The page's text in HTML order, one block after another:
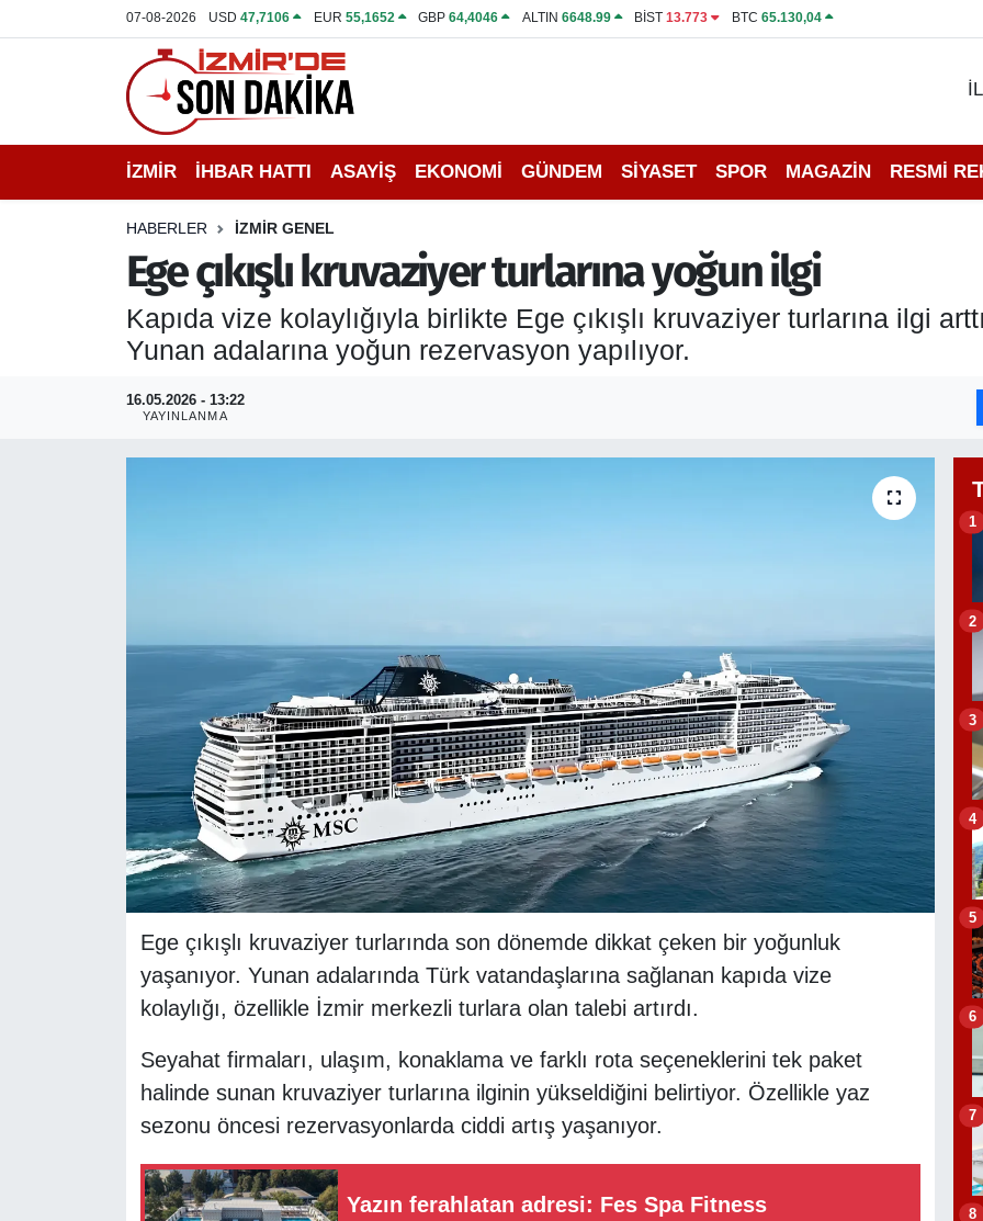
07-08-2026 USD47,7106 EUR 55,1652 GBP64,4046 ALTIN 6648.99 BİST13.773 BTC 65.130,04
İZMİR İHBAR HATTI ASAYİŞ EKONOMİ GÜNDEM SİYASET SPOR MAGAZİN RESMİ
HABERLER İZMİR GENEL
Ege çıkışlı kruvaziyer turlarına yoğun ilgi
Kapıda vize kolaylığıyla birlikte Ege çıkışlı kruvaziyer turlarına ilgi
Yunan adalarına yoğun rezervasyon yapılıyor.
16.05.2026 - 13:22
YAYINLANMA
Ege çıkışlı kruvaziyer turlarında son dönemde dikkat çeken bir yoğunluk
yaşanıyor. Yunan adalarında Türk vatandaşlarına sağlanan kapıda vize
kolaylığı, özellikle İzmir merkezli turlara olan talebi artırdı.
Seyahat firmaları, ulaşım, konaklama ve farklı rota seçeneklerini tek paket
halinde sunan kruvaziyer turlarına ilginin yükseldiğini belirtiyor. Özellikle yaz
sezonu öncesi rezervasyonlarda ciddi artış yaşanıyor.
Yazın ferahlatan adresi: Fes Spa Fitness
1
2
3
4
5
6
7
8
İHBAR HATTI
DEPREM
EKONOMİ
SİYASET
İzmir Nöbetçi Eczaneler
İzmir Hava Durumu
İzmir Namaz Vakitleri
İzmir Trafik Yoğunluk Haritası
Puan Durumu ve Fikstür
Tüm Manşetler
Son Dakika Haberleri